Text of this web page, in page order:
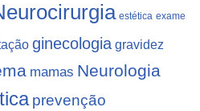
estética exame
ginecologia gravidez
mamas Neurologia
prevenção